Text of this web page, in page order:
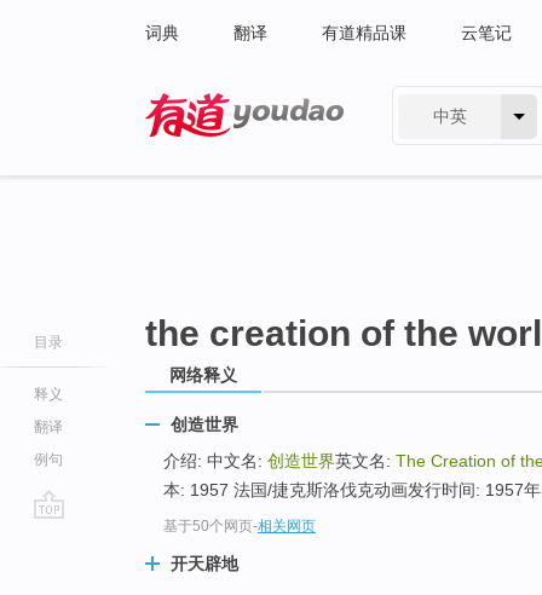
词典 翻译 有道精品课 云笔记
中英
目录
释义
翻译
例句
the creation of the
网络释义
创造世界
介绍: 中文名: 创造世界英文名: The Creation of
本: 1957 法国/捷克斯洛伐克动画发行时间: 1957
基于50个网页-相关网页
开天辟地